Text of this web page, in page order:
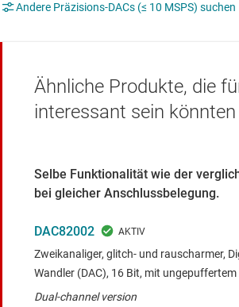
Andere Präzisions-DACs (≤ 10 MSPS) suchen
Ähnliche Produkte, die
interessant sein könnten
Selbe Funktionalität wie der
bei gleicher Anschlussbelegung.
DAC82002
Zweikanaliger, glitch- und rauscharmer,
Wandler (DAC), 16 Bit, mit ungepuffertem
Dual-channel version